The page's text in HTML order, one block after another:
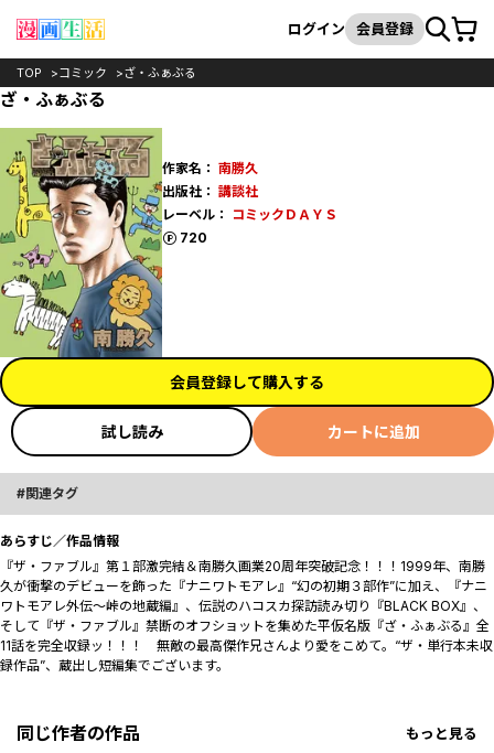
検索
ログイン 会員登録カート
TOP コミック ざ・ふぁぶる
ざ・ふぁぶる
作家名： 南勝久
出版社： 講談社
レーベル：
コミックＤＡＹＳ
720
ポイント
会員登録して購入する
試し読み カートに追加
関連タグ
あらすじ／作品情報
『ザ・ファブル』第１部激完結＆南勝久画業20周年突破記念――！！！1999年、南勝
久が衝撃のデビューを飾った『ナニワトモアレ』“幻の初期３部作”に加え、『ナニ
ワトモアレ外伝～峠の地蔵編』、伝説のハコスカ探訪読み切り『BLACK BOX』、
そして『ザ・ファブル』禁断のオフショットを集めた平仮名版『ざ・ふぁぶる』全
11話を完全収録ッ――！！！ 無敵の最高傑作兄さんより愛をこめて――。“ザ・単行本未収
録作品”、蔵出し短編集でございます。
同じ作者の作品 もっと見る